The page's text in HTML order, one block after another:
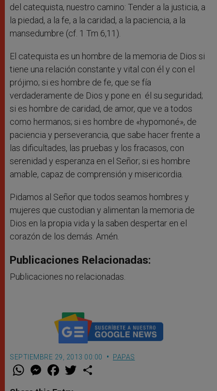
del catequista, nuestro camino: Tender a la justicia, a
la piedad, a la fe, a la caridad, a la paciencia, a la
mansedumbre (cf. 1 Tm 6,11).
El catequista es un hombre de la memoria de Dios si
tiene una relación constante y vital con él y con el
prójimo; si es hombre de fe, que se fía
verdaderamente de Dios y pone en él su seguridad;
si es hombre de caridad, de amor, que ve a todos
como hermanos; si es hombre de «hypomoné», de
paciencia y perseverancia, que sabe hacer frente a
las dificultades, las pruebas y los fracasos, con
serenidad y esperanza en el Señor; si es hombre
amable, capaz de comprensión y misericordia.
Pidamos al Señor que todos seamos hombres y
mujeres que custodian y alimentan la memoria de
Dios en la propia vida y la saben despertar en el
corazón de los demás. Amén.
Publicaciones Relacionadas:
Publicaciones no relacionadas.
SEPTIEMBRE 29, 2013 00:00 PAPAS
W M
e
F
a w